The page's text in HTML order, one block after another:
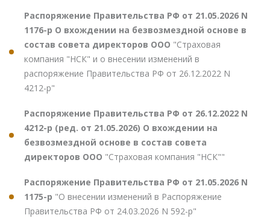
Распоряжение Правительства РФ от 21.05.2026 N
1176-р О вхождении на безвозмездной основе в
состав совета директоров ООО "Страховая
компания "НСК" и о внесении изменений в
распоряжение Правительства РФ от 26.12.2022 N
4212-р"
Распоряжение Правительства РФ от 26.12.2022 N
4212-р (ред. от 21.05.2026) О вхождении на
безвозмездной основе в состав совета
директоров ООО "Страховая компания "НСК""
Распоряжение Правительства РФ от 21.05.2026 N
1175-р "О внесении изменений в Распоряжение
Правительства РФ от 24.03.2026 N 592-р"